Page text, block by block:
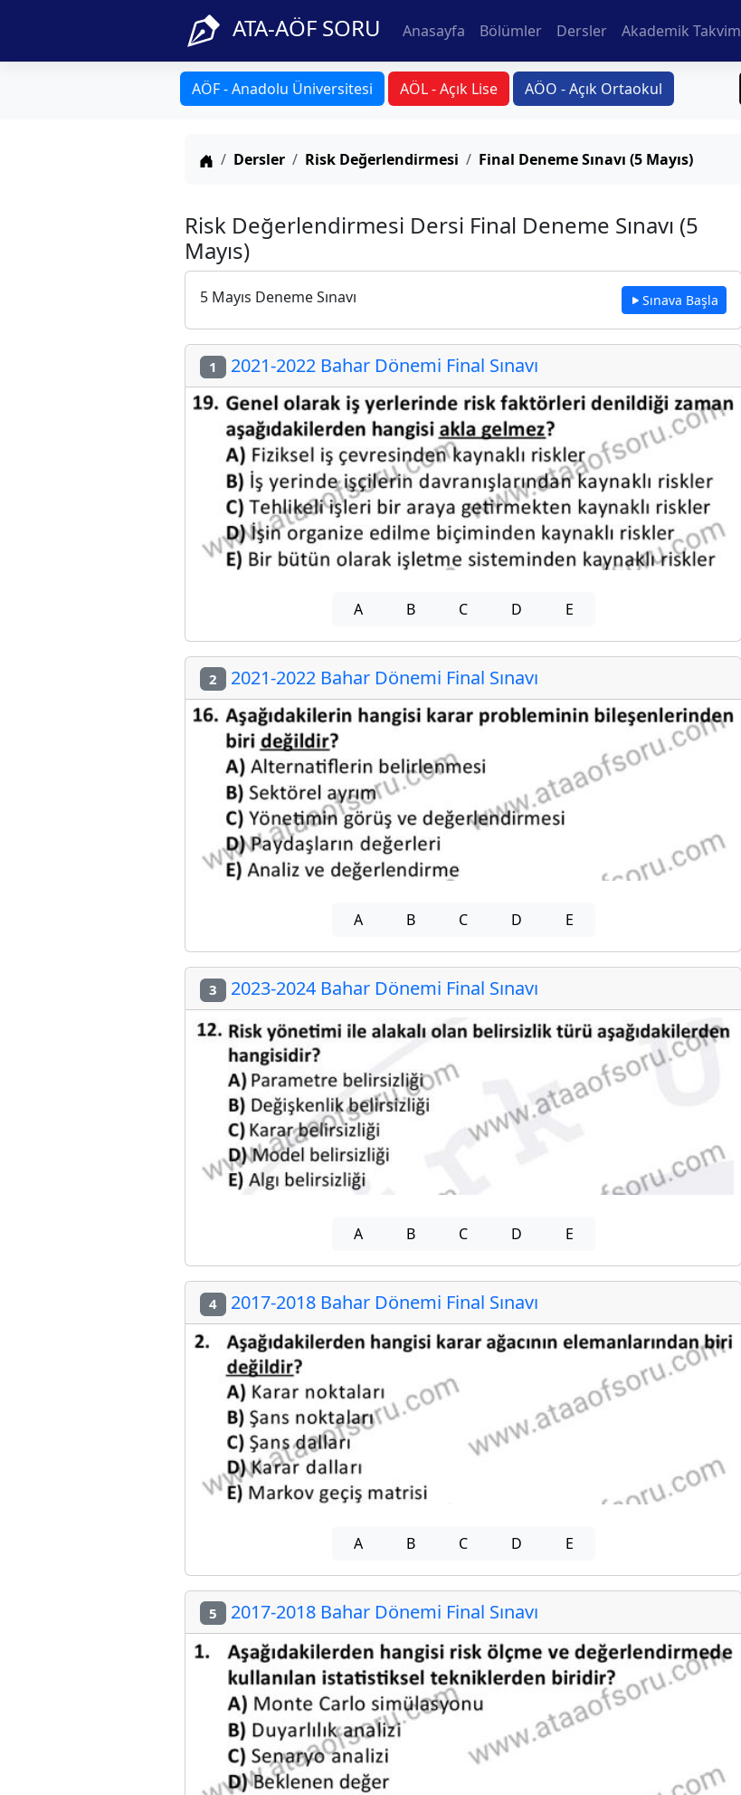
ATA-AÖF SORU Anasayfa Bölümler Dersler Akademik Takvim
AÖF - Anadolu Üniversitesi AÖL - Açık Lise AÖO - Açık Ortaokul
Anasayfa
Dersler Risk Değerlendirmesi Final Deneme Sınavı (5 Mayıs)
Risk Değerlendirmesi Dersi Final Deneme Sınavı (5
Mayıs)
5 Mayıs Deneme Sınavı Sınava Başla
1 2021-2022 Bahar Dönemi Final Sınavı
A B C D E
2 2021-2022 Bahar Dönemi Final Sınavı
A B C D E
3 2023-2024 Bahar Dönemi Final Sınavı
A B C D E
4 2017-2018 Bahar Dönemi Final Sınavı
A B C D E
5 2017-2018 Bahar Dönemi Final Sınavı